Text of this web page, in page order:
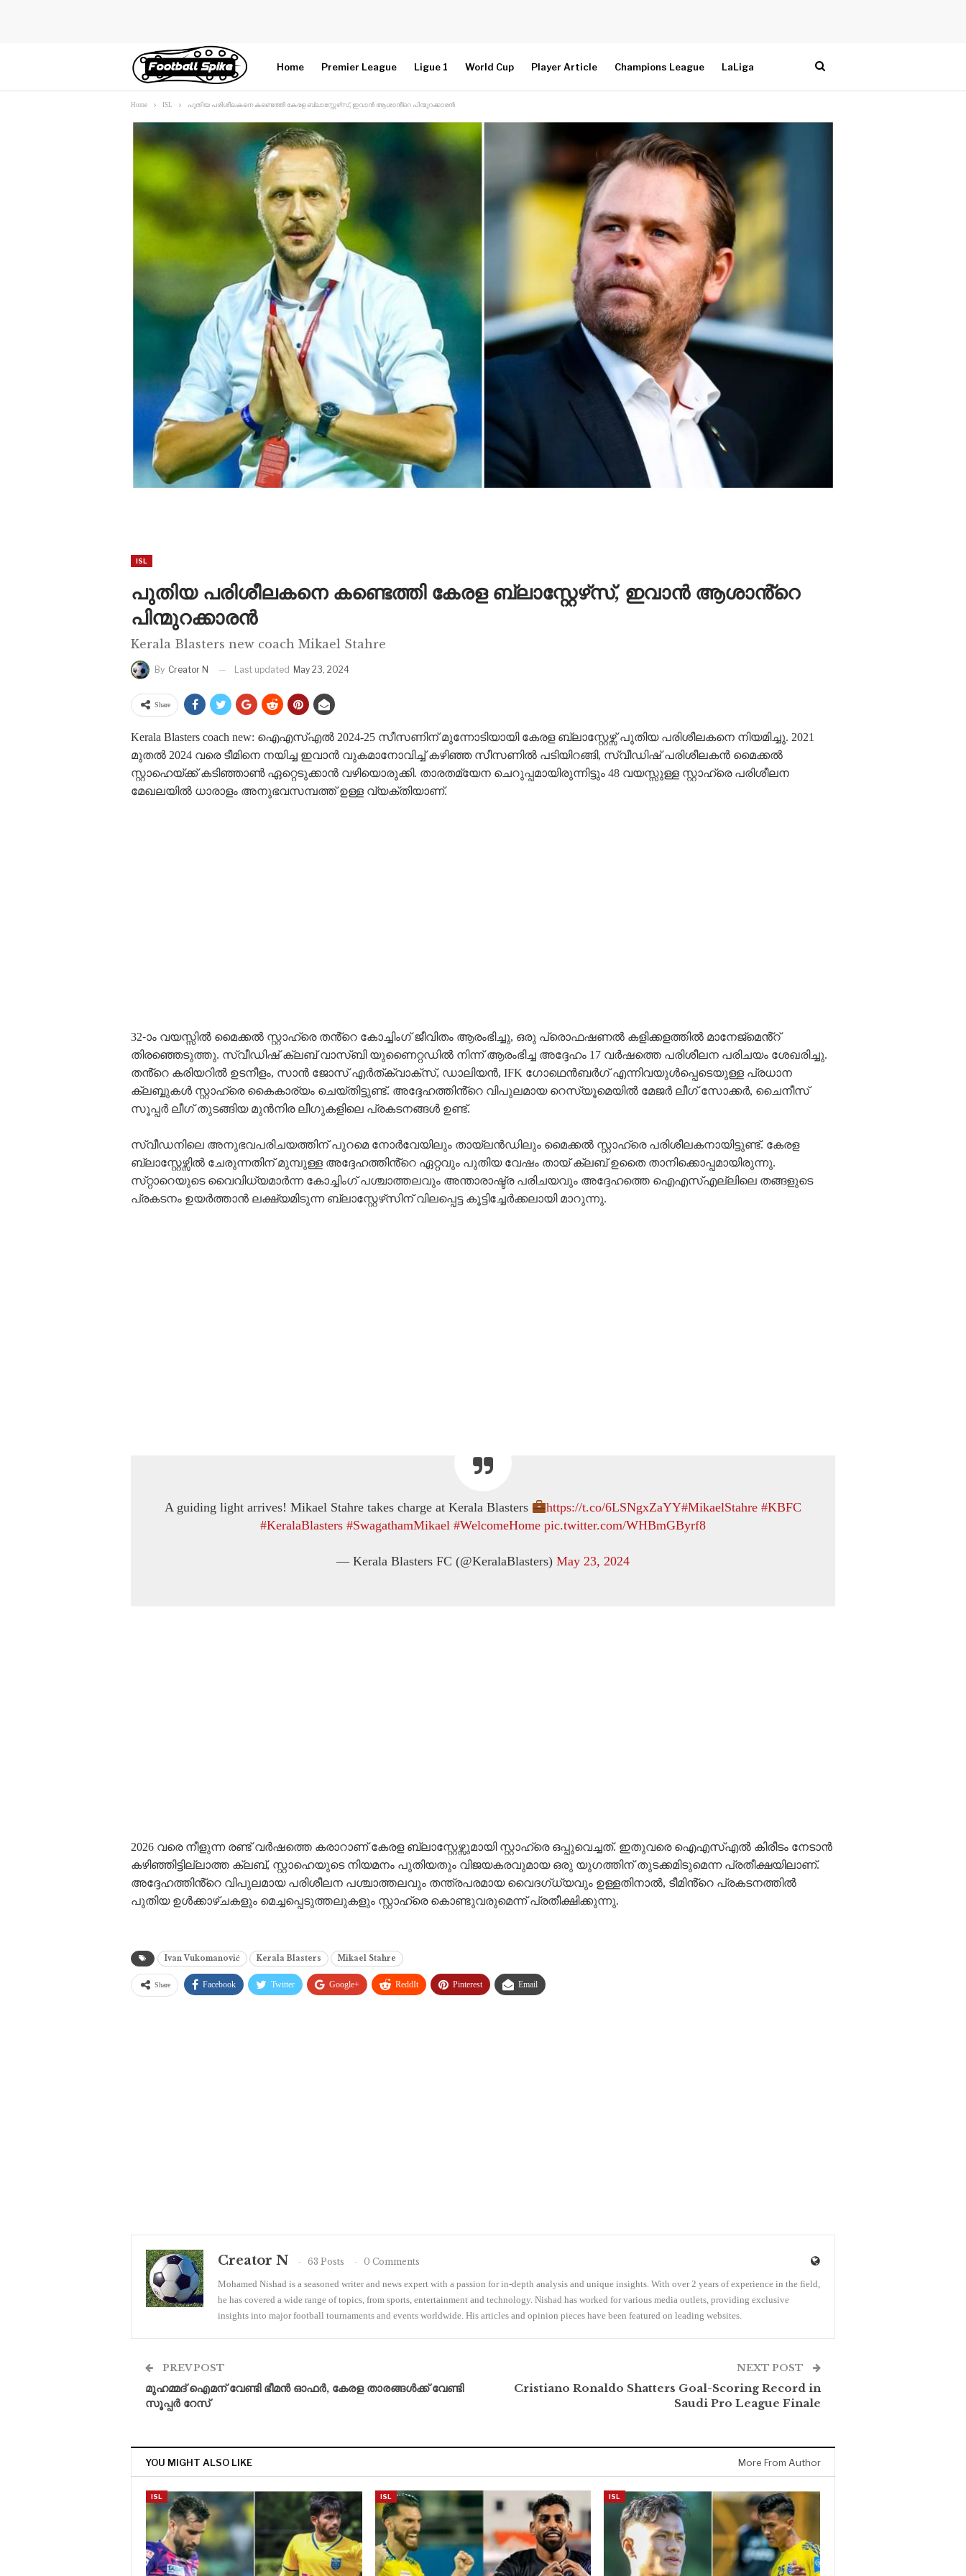
Home Premier League Ligue 1 World Cup Player Article Champions League LaLiga
Home ISL പുതിയ പരിശീലകനെ കണ്ടെത്തി കേരള ബ്ലാസ്റ്റേഴ്‌സ്, ഇവാൻ ആശാൻ്റെ പിന്മുറക്കാരൻ
ISL
പുതിയ പരിശീലകനെ കണ്ടെത്തി കേരള ബ്ലാസ്റ്റേഴ്‌സ്, ഇവാൻ ആശാൻ്റെ
പിന്മുറക്കാരൻ
Kerala Blasters new coach Mikael Stahre
By Creator N Last updated May 23, 2024
Share
Kerala Blasters coach new: ഐഎസ്എൽ 2024-25 സീസണിന് മുന്നോടിയായി കേരള ബ്ലാസ്റ്റേഴ്സ് പുതിയ പരിശീലകനെ നിയമിച്ചു. 2021
മുതൽ 2024 വരെ ടീമിനെ നയിച്ച ഇവാൻ വുകമാനോവിച്ച് കഴിഞ്ഞ സീസണിൽ പടിയിറങ്ങി, സ്വീഡിഷ് പരിശീലകൻ മൈക്കൽ
സ്റ്റാഹെയ്ക്ക് കടിഞ്ഞാൺ ഏറ്റെടുക്കാൻ വഴിയൊരുക്കി. താരതമ്യേന ചെറുപ്പമായിരുന്നിട്ടും 48 വയസ്സുള്ള സ്റ്റാഹ്രെ പരിശീലന
മേഖലയിൽ ധാരാളം അനുഭവസമ്പത്ത് ഉള്ള വ്യക്തിയാണ്.
32-ാം വയസ്സിൽ മൈക്കൽ സ്റ്റാഹ്രെ തൻ്റെ കോച്ചിംഗ് ജീവിതം ആരംഭിച്ചു, ഒരു പ്രൊഫഷണൽ കളിക്കളത്തിൽ മാനേജ്മെൻ്റ്
തിരഞ്ഞെടുത്തു. സ്വീഡിഷ് ക്ലബ് വാസ്ബി യുണൈറ്റഡിൽ നിന്ന് ആരംഭിച്ച അദ്ദേഹം 17 വർഷത്തെ പരിശീലന പരിചയം ശേഖരിച്ചു.
തൻ്റെ കരിയറിൽ ഉടനീളം, സാൻ ജോസ് എർത്ക്വാക്സ്, ഡാലിയൻ, IFK ഗോഥെൻബർഗ് എന്നിവയുൾപ്പെടെയുള്ള പ്രധാന
ക്ലബ്ബുകൾ സ്റ്റാഹ്രെ കൈകാര്യം ചെയ്തിട്ടുണ്ട്. അദ്ദേഹത്തിൻ്റെ വിപുലമായ റെസ്യൂമെയിൽ മേജർ ലീഗ് സോക്കർ, ചൈനീസ്
സൂപ്പർ ലീഗ് തുടങ്ങിയ മുൻനിര ലീഗുകളിലെ പ്രകടനങ്ങൾ ഉണ്ട്.
സ്വീഡനിലെ അനുഭവപരിചയത്തിന് പുറമെ നോർവേയിലും തായ്‌ലൻഡിലും മൈക്കൽ സ്റ്റാഹ്രെ പരിശീലകനായിട്ടുണ്ട്. കേരള
ബ്ലാസ്റ്റേഴ്സിൽ ചേരുന്നതിന് മുമ്പുള്ള അദ്ദേഹത്തിൻ്റെ ഏറ്റവും പുതിയ വേഷം തായ് ക്ലബ് ഉതൈ താനിക്കൊപ്പമായിരുന്നു.
സ്‌റ്റാറെയുടെ വൈവിധ്യമാർന്ന കോച്ചിംഗ് പശ്ചാത്തലവും അന്താരാഷ്ട്ര പരിചയവും അദ്ദേഹത്തെ ഐഎസ്എല്ലിലെ തങ്ങളുടെ
പ്രകടനം ഉയർത്താൻ ലക്ഷ്യമിടുന്ന ബ്ലാസ്റ്റേഴ്‌സിന് വിലപ്പെട്ട കൂട്ടിച്ചേർക്കലായി മാറുന്നു.
A guiding light arrives! Mikael Stahre takes charge at Kerala Blasters https://t.co/6LSNgxZaYY#MikaelStahre #KBFC
#KeralaBlasters #SwagathamMikael #WelcomeHome pic.twitter.com/WHBmGByrf8
— Kerala Blasters FC (@KeralaBlasters) May 23, 2024
2026 വരെ നീളുന്ന രണ്ട് വർഷത്തെ കരാറാണ് കേരള ബ്ലാസ്റ്റേഴ്സുമായി സ്റ്റാഹ്രെ ഒപ്പുവെച്ചത്. ഇതുവരെ ഐഎസ്എൽ കിരീടം നേടാൻ
കഴിഞ്ഞിട്ടില്ലാത്ത ക്ലബ്, സ്റ്റാഹെയുടെ നിയമനം പുതിയതും വിജയകരവുമായ ഒരു യുഗത്തിന് തുടക്കമിടുമെന്ന പ്രതീക്ഷയിലാണ്.
അദ്ദേഹത്തിൻ്റെ വിപുലമായ പരിശീലന പശ്ചാത്തലവും തന്ത്രപരമായ വൈദഗ്ധ്യവും ഉള്ളതിനാൽ, ടീമിൻ്റെ പ്രകടനത്തിൽ
പുതിയ ഉൾക്കാഴ്ചകളും മെച്ചപ്പെടുത്തലുകളും സ്റ്റാഹ്രെ കൊണ്ടുവരുമെന്ന് പ്രതീക്ഷിക്കുന്നു.
Ivan Vukomanović Kerala Blasters Mikael Stahre
Share Facebook Twitter Google+ ReddIt Pinterest Email
Creator N 63 Posts 0 Comments
Mohamed Nishad is a seasoned writer and news expert with a passion for in-depth analysis and unique insights. With over 2 years of experience in the field,
he has covered a wide range of topics, from sports, entertainment and technology. Nishad has worked for various media outlets, providing exclusive
insights into major football tournaments and events worldwide. His articles and opinion pieces have been featured on leading websites.
PREV POST
മുഹമ്മദ് ഐമന് വേണ്ടി ഭീമൻ ഓഫർ, കേരള താരങ്ങൾക്ക് വേണ്ടി
സൂപ്പർ റേസ്
NEXT POST
Cristiano Ronaldo Shatters Goal-Scoring Record in
Saudi Pro League Finale
YOU MIGHT ALSO LIKE More From Author
ISL ISL ISL